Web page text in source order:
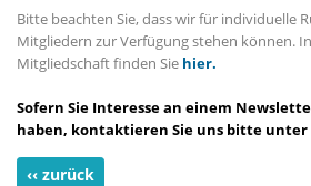
Bitte beachten Sie, dass wir für individuelle
Mitgliedern zur Verfügung stehen können.
Mitgliedschaft finden Sie hier.
Sofern Sie Interesse an einem
haben, kontaktieren Sie uns bitte unter
‹‹ zurück